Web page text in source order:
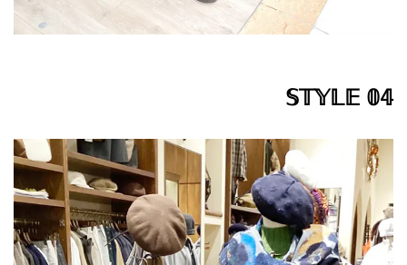
𝕊𝕋𝕐𝕃𝔼 𝟘𝟜